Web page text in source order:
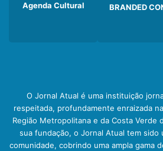
Agenda Cultural BRANDED
O Jornal Atual é uma instituição
respeitada, profundamente enraizada
Região Metropolitana e da Costa Verde
sua fundação, o Jornal Atual tem sido
comunidade, cobrindo uma ampla gama